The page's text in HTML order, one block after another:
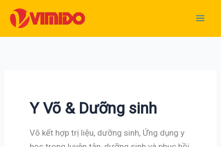
Nhảy
Y Võ & Dưỡng sinh
Võ kết hợp trị liệu, dưỡng sinh, Ứng dụng y